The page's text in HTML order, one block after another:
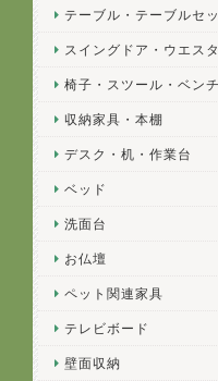
テーブル・テーブルセ
スイングドア・ウエス
椅子・スツール・ベンチ
収納家具・本棚
デスク・机・作業台
ベッド
洗面台
お仏壇
ペット関連家具
テレビボード
壁面収納